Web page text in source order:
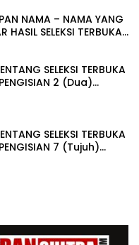
NAMA – NAMA YANG
SELEKSI TERBUKA
KABUPATEN KONAWE
SELEKSI TERBUKA
2 (Dua)
SELEKSI TERBUKA
7 (Tujuh)